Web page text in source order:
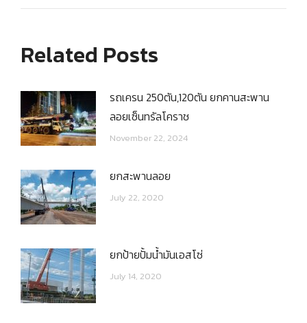
Related Posts
รถเครน 250ตัน,120ตัน ยกคานสะพาน
ลอยเซ็นทรัลโคราช
November 22, 2024
ยกสะพานลอย
July 22, 2020
ยกป้ายปั้มน้ำมันเอสโซ่
July 14, 2020